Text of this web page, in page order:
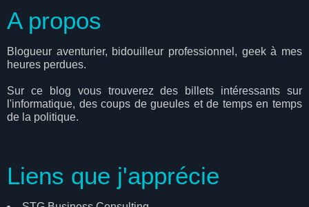
A propos
Blogueur aventurier, bidouilleur professionnel, geek à mes
heures perdues.
Sur ce blog vous trouverez des billets intéressants sur
l'informatique, des coups de gueules et de temps en temps
de la politique.
Liens que j'apprécie